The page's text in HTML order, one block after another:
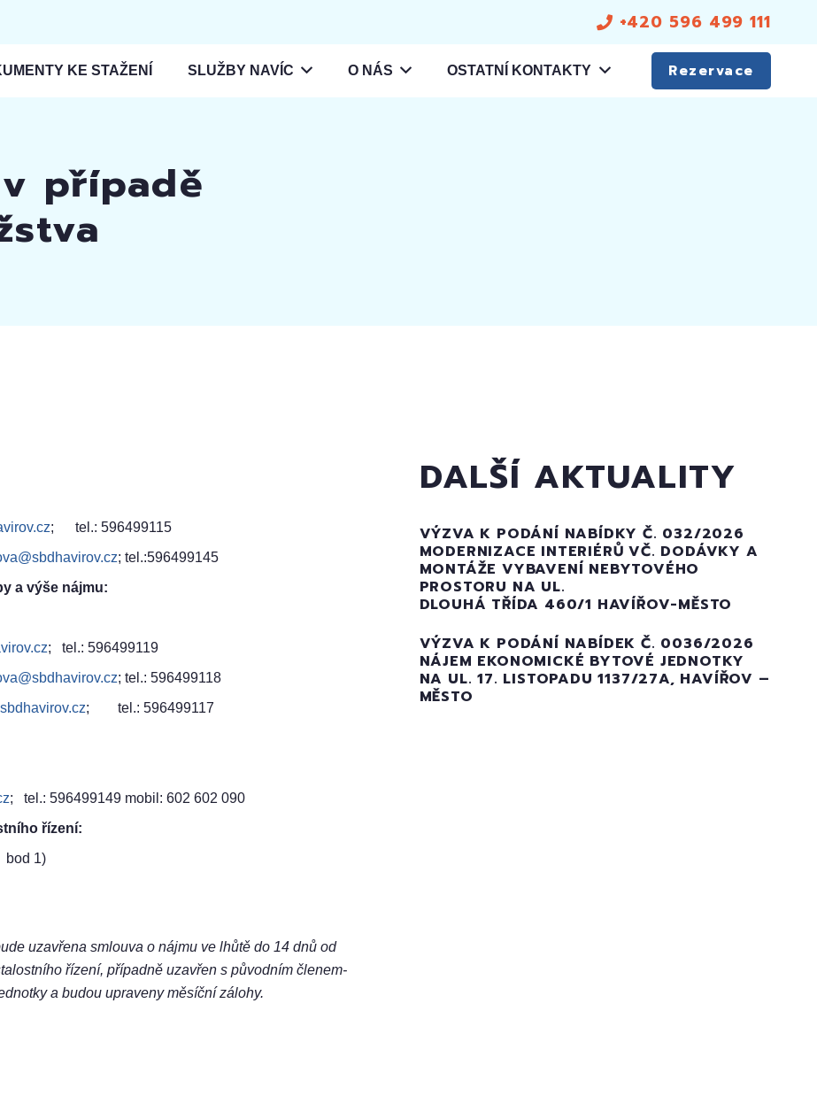
+420 596 499 111
KE STAŽENÍ SLUŽBY NAVÍC O NÁS OSTATNÍ KONTAKTY Rezervace
případě
; tel.: 596499115
; tel.:596499145
a výše nájmu:
; tel.: 596499119
; tel.: 596499118
; tel.: 596499117
; tel.: 596499149 mobil: 602 602 090
řízení:
1)
uzavřena smlouva o nájmu ve lhůtě do 14 dnů od
řízení, případně uzavřen s původním členem-
a budou upraveny měsíční zálohy.
DALŠÍ AKTUALITY
VÝZVA K PODÁNÍ NABÍDKY Č. 032/2026
MODERNIZACE INTERIÉRŮ VČ. DODÁVKY A
MONTÁŽE VYBAVENÍ NEBYTOVÉHO
PROSTORU NA UL.
DLOUHÁ TŘÍDA 460/1 HAVÍŘOV-MĚSTO
VÝZVA K PODÁNÍ NABÍDEK Č. 0036/2026
NÁJEM EKONOMICKÉ BYTOVÉ JEDNOTKY
NA UL. 17. LISTOPADU 1137/27A, HAVÍŘOV –
MĚSTO